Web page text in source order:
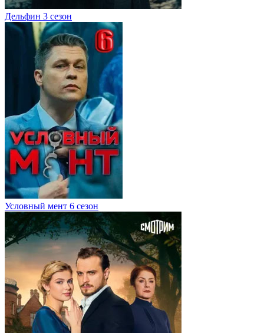
Дельфин 3 сезон
Условный мент 6 сезон